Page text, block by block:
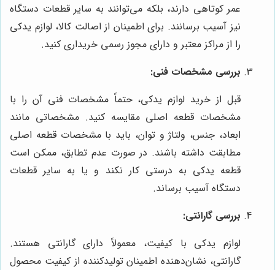
عمر کوتاهی دارند، بلکه می‌توانند به سایر قطعات دستگاه
نیز آسیب برسانند. برای اطمینان از اصالت کالا، لوازم یدکی
را از مراکز معتبر و دارای مجوز رسمی خریداری کنید.
بررسی مشخصات فنی:
قبل از خرید لوازم یدکی، حتماً مشخصات فنی آن را با
مشخصات قطعه اصلی مقایسه کنید. مشخصاتی مانند
ابعاد، جنس، ولتاژ و توان، باید با مشخصات قطعه اصلی
مطابقت داشته باشند. در صورت عدم تطابق، ممکن است
قطعه یدکی به درستی کار نکند و یا به سایر قطعات
دستگاه آسیب برساند.
بررسی گارانتی:
لوازم یدکی با کیفیت، معمولاً دارای گارانتی هستند.
گارانتی، نشان‌دهنده اطمینان تولیدکننده از کیفیت محصول